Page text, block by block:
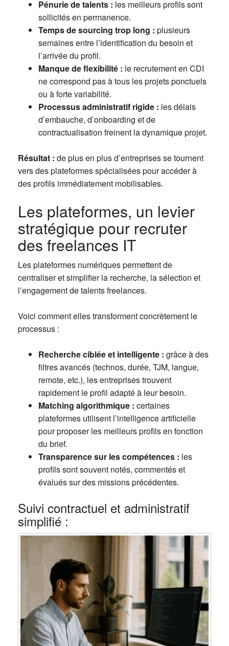
Pénurie de talents : les meilleurs profils sont
sollicités en permanence.
Temps de sourcing trop long : plusieurs
semaines entre l’identification du besoin et
l’arrivée du profil.
Manque de flexibilité : le recrutement en CDI
ne correspond pas à tous les projets ponctuels
ou à forte variabilité.
Processus administratif rigide : les délais
d’embauche, d’onboarding et de
contractualisation freinent la dynamique projet.
Résultat : de plus en plus d’entreprises se tournent
vers des plateformes spécialisées pour accéder à
des profils immédiatement mobilisables.
Les plateformes, un levier
stratégique pour recruter
des freelances IT
Les plateformes numériques permettent de
centraliser et simplifier la recherche, la sélection et
l’engagement de talents freelances.
Voici comment elles transforment concrètement le
processus :
Recherche ciblée et intelligente : grâce à des
filtres avancés (technos, durée, TJM, langue,
remote, etc.), les entreprises trouvent
rapidement le profil adapté à leur besoin.
Matching algorithmique : certaines
plateformes utilisent l’intelligence artificielle
pour proposer les meilleurs profils en fonction
du brief.
Transparence sur les compétences : les
profils sont souvent notés, commentés et
évalués sur des missions précédentes.
Suivi contractuel et administratif
simplifié :